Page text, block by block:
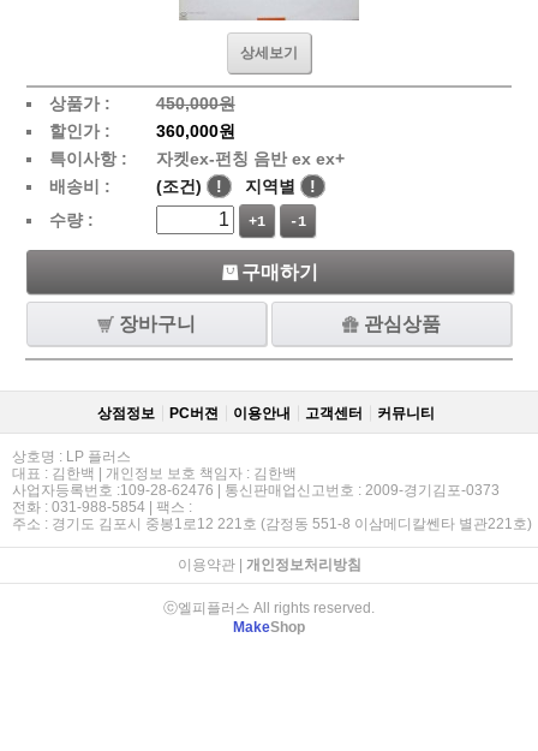
상세보기
상품가 :
450,000원
할인가 :
360,000원
특이사항 :
자켓ex-펀칭 음반 ex ex+
배송비 :
(조건) ! 지역별
!
수량 :
+1 -1
구매하기
장바구니 관심상품
상점정보 PC버젼 이용안내 고객센터 커뮤니티
상호명 : LP 플러스
대표 : 김한백 | 개인정보 보호 책임자 : 김한백
사업자등록번호 :109-28-62476 | 통신판매업신고번호 : 2009-경기김포-0373
전화 : 031-988-5854 | 팩스 :
주소 : 경기도 김포시 중봉1로12 221호 (감정동 551-8 이삼메디칼쎈타 별관221호)
이용약관| 개인정보처리방침
ⓒ엘피플러스 All rights reserved.
MakeShop